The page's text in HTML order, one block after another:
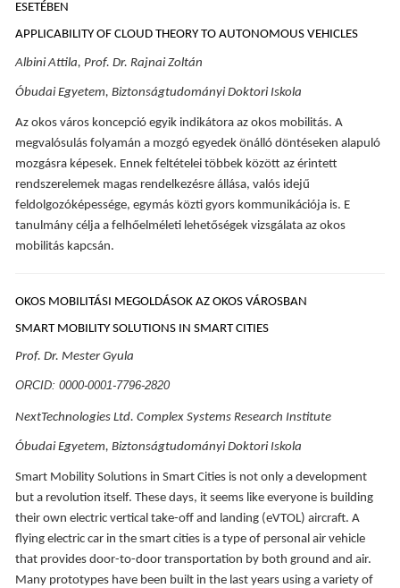
ESETÉBEN
APPLICABILITY OF CLOUD THEORY TO AUTONOMOUS VEHICLES
Albini Attila, Prof. Dr. Rajnai Zoltán
Óbudai Egyetem, Biztonságtudományi Doktori Iskola
Az okos város koncepció egyik indikátora az okos mobilitás. A
megvalósulás folyamán a mozgó egyedek önálló döntéseken alapuló
mozgásra képesek. Ennek feltételei többek között az érintett
rendszerelemek magas rendelkezésre állása, valós idejű
feldolgozóképessége, egymás közti gyors kommunikációja is. E
tanulmány célja a felhőelméleti lehetőségek vizsgálata az okos
mobilitás kapcsán.
OKOS MOBILITÁSI MEGOLDÁSOK AZ OKOS VÁROSBAN
SMART MOBILITY SOLUTIONS IN SMART CITIES
Prof. Dr. Mester Gyula
ORCID: 0000-0001-7796-2820
NextTechnologies Ltd. Complex Systems Research Institute
Óbudai Egyetem, Biztonságtudományi Doktori Iskola
Smart Mobility Solutions in Smart Cities is not only a development
but a revolution itself. These days, it seems like everyone is building
their own electric vertical take-off and landing (eVTOL) aircraft. A
flying electric car in the smart cities is a type of personal air vehicle
that provides door-to-door transportation by both ground and air.
Many prototypes have been built in the last years using a variety of